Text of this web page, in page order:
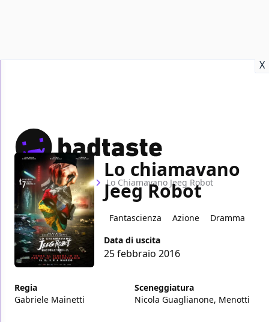
X
Home Film Lo Chiamavano Jeeg Robot
Lo chiamavano
Jeeg Robot
Fantascienza Azione
Dramma
Data di uscita
25 febbraio 2016
Regia
Gabriele Mainetti
Sceneggiatura
Nicola Guaglianone, Menotti